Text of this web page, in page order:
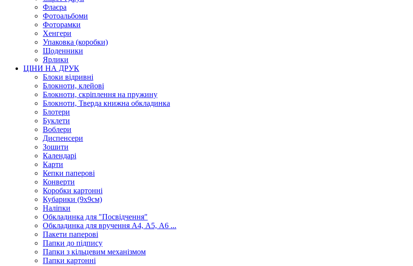
Флаєра
Фотоальбоми
Фоторамки
Хенгери
Упаковка (коробки)
Щоденники
Ярлики
ЦІНИ НА ДРУК
Блоки відривні
Блокноти, клейові
Блокноти, скріплення на пружину
Блокноти, Тверда книжна обкладинка
Блотери
Буклети
Воблери
Диспенсери
Зошити
Календарі
Карти
Кепки паперові
Конверти
Коробки картонні
Кубарики (9х9см)
Наліпки
Обкладинка для "Посвідчення"
Обкладинка для вручення А4, А5, А6 ...
Пакети паперові
Папки до підпису
Папки з кільцевим механізмом
Папки картонні